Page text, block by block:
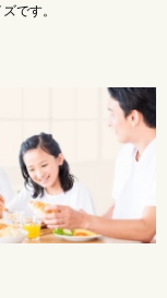
です。